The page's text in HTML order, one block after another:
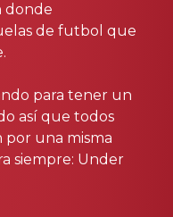
donde
de futbol que
para tener un
así que todos
por una misma
siempre: Under